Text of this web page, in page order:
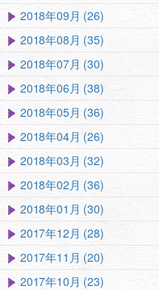
2018年09月 (26)
2018年08月 (35)
2018年07月 (30)
2018年06月 (38)
2018年05月 (36)
2018年04月 (26)
2018年03月 (32)
2018年02月 (36)
2018年01月 (30)
2017年12月 (28)
2017年11月 (20)
2017年10月 (23)